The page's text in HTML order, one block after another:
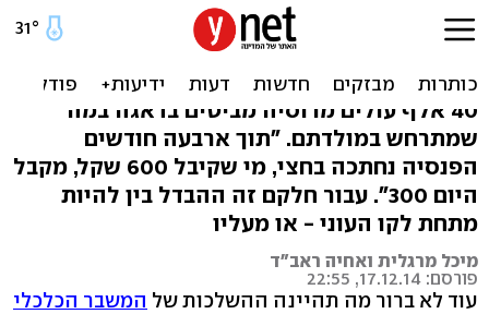
הרובל קרס: הפנסיה של
העולים נחתכה בחצי
40 אלף עולים מרוסיה מביטים בדאגה במה
שמתרחש במולדתם. "תוך ארבעה חודשים
הפנסיה נחתכה בחצי, מי שקיבל 600 שקל, מקבל
היום 300". עבור חלקם זה ההבדל בין להיות
מתחת לקו העוני - או מעליו
מיכל מרגלית ואחיה ראב"ד
פורסם: 17.12.14, 22:55
עוד לא ברור מה תהיינה ההשלכות של המשבר הכלכלי